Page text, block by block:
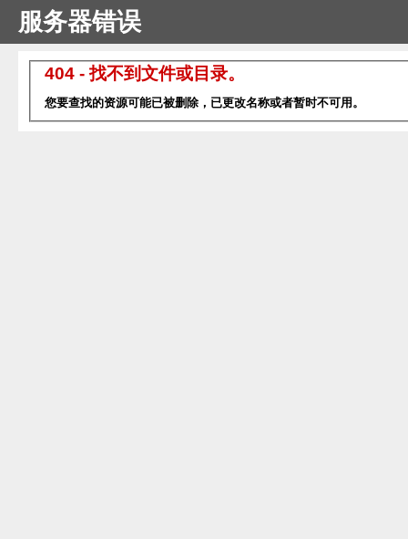
服务器错误
404 - 找不到文件或目录。
您要查找的资源可能已被删除，已更改名称或者暂时不可用。